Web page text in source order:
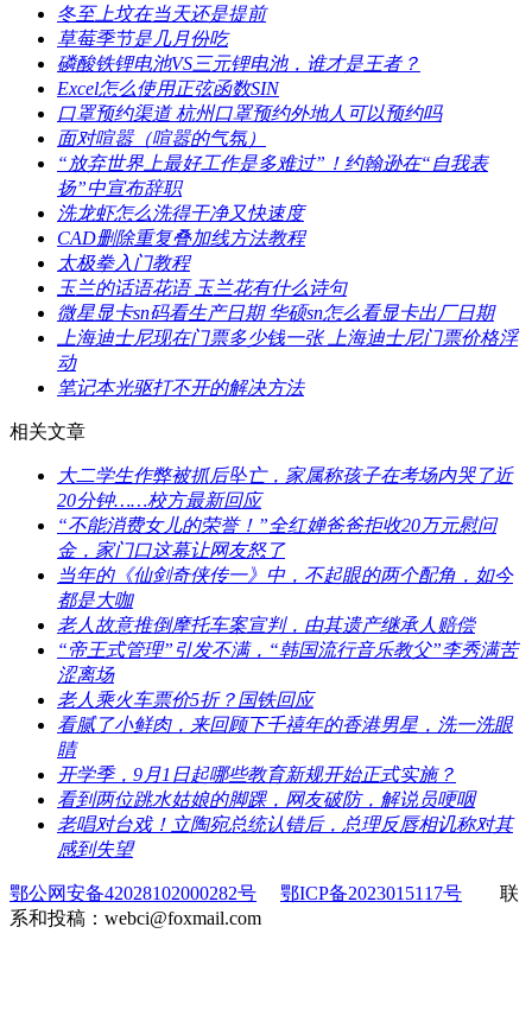
​冬至上坟在当天还是提前
​草莓季节是几月份吃
​磷酸铁锂电池VS三元锂电池，谁才是王者？
​Excel怎么使用正弦函数SIN
​口罩预约渠道 杭州口罩预约外地人可以预约吗
​面对喧嚣（喧嚣的气氛）
​“放弃世界上最好工作是多难过”！约翰逊在“自我表
扬”中宣布辞职
​洗龙虾怎么洗得干净又快速度
​CAD删除重复叠加线方法教程
太极拳入门教程
​玉兰的话语花语 玉兰花有什么诗句
​微星显卡sn码看生产日期 华硕sn怎么看显卡出厂日期
​上海迪士尼现在门票多少钱一张 上海迪士尼门票价格浮
动
笔记本光驱打不开的解决方法
相关文章
​大二学生作弊被抓后坠亡，家属称孩子在考场内哭了近
20分钟……校方最新回应
​“不能消费女儿的荣誉！”全红婵爸爸拒收20万元慰问
金，家门口这幕让网友怒了
​当年的《仙剑奇侠传一》中，不起眼的两个配角，如今
都是大咖
​老人故意推倒摩托车案宣判，由其遗产继承人赔偿
​“帝王式管理”引发不满，“韩国流行音乐教父”李秀满苦
涩离场
​老人乘火车票价5折？国铁回应
​看腻了小鲜肉，来回顾下千禧年的香港男星，洗一洗眼
睛
​开学季，9月1日起哪些教育新规开始正式实施？
​看到两位跳水姑娘的脚踝，网友破防，解说员哽咽
​老唱对台戏！立陶宛总统认错后，总理反唇相讥称对其
感到失望
鄂公网安备42028102000282号 鄂ICP备2023015117号 联
系和投稿：webci@foxmail.com